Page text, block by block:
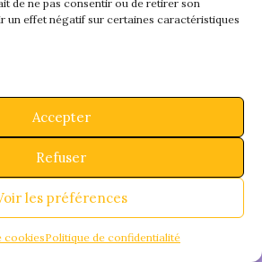
de ne pas consentir ou de retirer son
un effet négatif sur certaines caractéristiques
Accepter
Refuser
les préférences
cookiesPolitique de confidentialité